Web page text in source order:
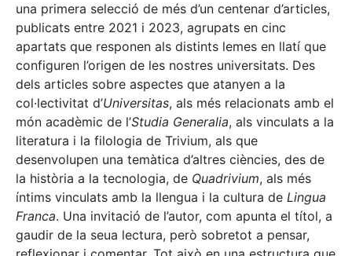
una primera selecció de més d’un centenar d’articles,
publicats entre 2021 i 2023, agrupats en cinc
apartats que responen als distints lemes en llatí que
configuren l’origen de les nostres universitats. Des
dels articles sobre aspectes que atanyen a la
col·lectivitat d’Universitas, als més relacionats amb el
món acadèmic de l’Studia Generalia, als vinculats a la
literatura i la filologia de Trivium, als que
desenvolupen una temàtica d’altres ciències, des de
la història a la tecnologia, de Quadrivium, als més
íntims vinculats amb la llengua i la cultura de Lingua
Franca. Una invitació de l’autor, com apunta el títol, a
gaudir de la seua lectura, però sobretot a pensar,